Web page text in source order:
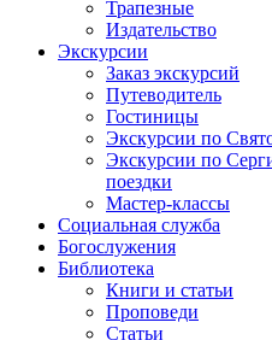
Трапезные
Издательство
Экскурсии
Заказ экскурсий
Путеводитель
Гостиницы
Экскурсии по
Экскурсии по
поездки
Мастер-классы
Социальная служба
Богослужения
Библиотека
Книги и статьи
Проповеди
Статьи